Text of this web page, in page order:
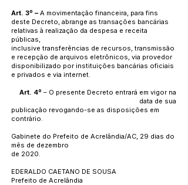
Art. 3º – A movimentação financeira, para fins
deste Decreto, abrange as transações bancárias
relativas à realização da despesa e receita
públicas,
inclusive transferências de recursos, transmissão
e recepção de arquivos eletrônicos, via provedor
disponibilizado por instituições bancárias oficiais
e privados e via internet.
Art. 4º – O presente Decreto entrará em vigor na
data de sua
publicação revogando-se as disposições em
contrário.
Gabinete do Prefeito de Acrelândia/AC, 29 dias do
mês de dezembro
de 2020.
EDERALDO CAETANO DE SOUSA
Prefeito de Acrelândia